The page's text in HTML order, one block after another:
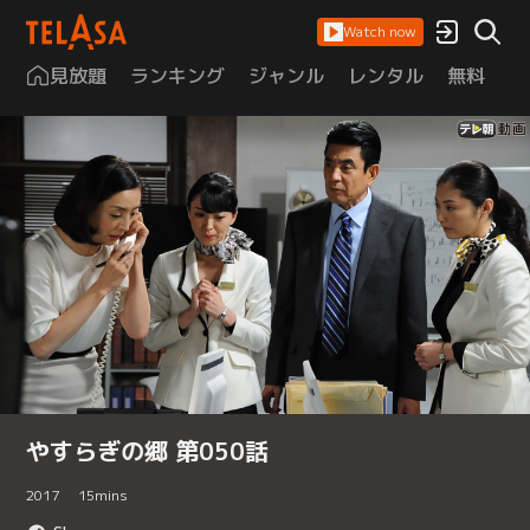
Watch now
見放題 ランキング ジャンル レンタル 無料
やすらぎの郷 第050話
2017 15mins